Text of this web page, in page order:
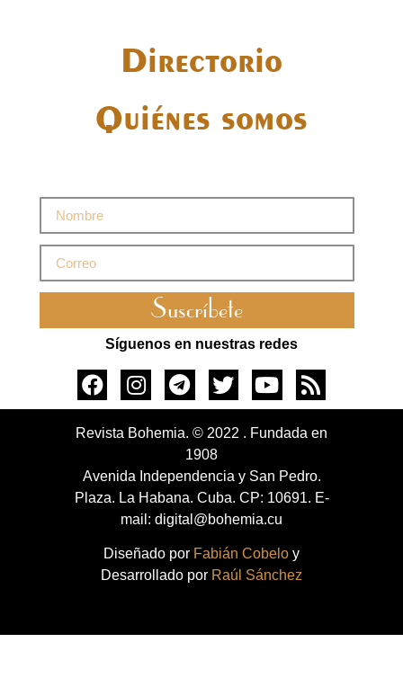
Directorio
Quiénes somos
Suscríbete
Síguenos en nuestras redes
Revista Bohemia. © 2022 . Fundada en
1908
Avenida Independencia y San Pedro.
Plaza. La Habana. Cuba. CP: 10691. E-
mail: digital@bohemia.cu
Diseñado por Fabián Cobelo y
Desarrollado por Raúl Sánchez